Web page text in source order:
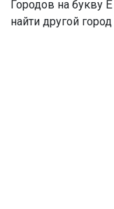
Городов на букву
найти другой